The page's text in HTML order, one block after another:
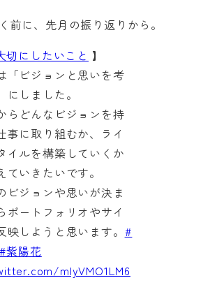
前に、先月の振り返りから。
切にしたいこと 】
「ビジョンと思いを考
にしました。
らどんなビジョンを持
事に取り組むか、ライ
イルを構築していくか
ていきたいです。
ビジョンや思いが決ま
ポートフォリオやサイ
映しようと思います。 #
#紫陽花
mIyVMO1LM6